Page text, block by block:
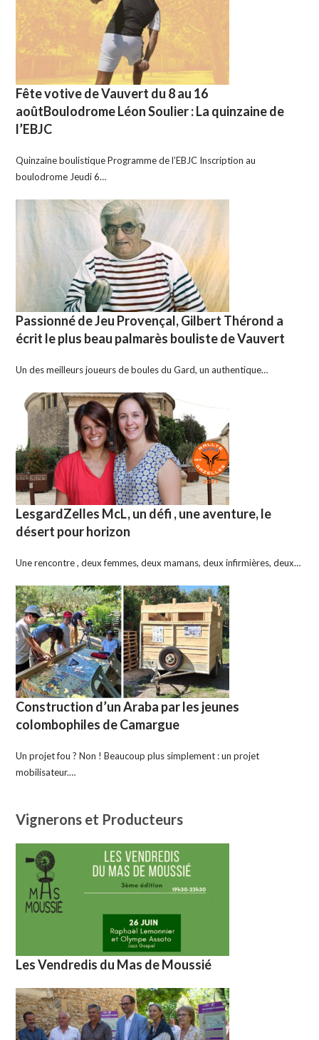
Fête votive de Vauvert du 8 au 16
aoûtBoulodrome Léon Soulier : La quinzaine de
l’EBJC
Quinzaine boulistique Programme de l’EBJC Inscription au
boulodrome Jeudi 6…
Passionné de Jeu Provençal, Gilbert Thérond a
écrit le plus beau palmarès bouliste de Vauvert
Un des meilleurs joueurs de boules du Gard, un authentique…
LesgardZelles McL, un défi , une aventure, le
désert pour horizon
Une rencontre , deux femmes, deux mamans, deux infirmières, deux…
Construction d’un Araba par les jeunes
colombophiles de Camargue
Un projet fou ? Non ! Beaucoup plus simplement : un projet
mobilisateur.…
Vignerons et Producteurs
Les Vendredis du Mas de Moussié